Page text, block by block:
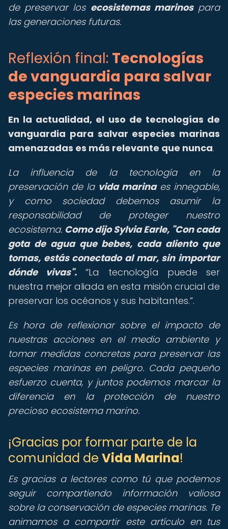
de preservar los ecosistemas marinospara
las generaciones futuras.
Reflexión final: Tecnologías
de vanguardia para salvar
especies marinas
En la actualidad, el uso de tecnologías de
vanguardia para salvar especies marinas
amenazadas es más relevante que nunca.
La influencia de la tecnología en la
preservación de la vida marinaes innegable,
y como sociedad debemos asumir la
responsabilidad de proteger nuestro
ecosistema. Como dijo Sylvia Earle, "Con cada
gota de agua que bebes, cada aliento que
tomas, estás conectado al mar, sin importar
dónde vivas".
La tecnología puede ser
nuestra mejor aliada en esta misión crucial de
preservar los océanos y sus habitantes. .
Es hora de reflexionar sobre el impacto de
nuestras acciones en el medio ambiente y
tomar medidas concretas para preservar las
especies marinas en peligro. Cada pequeño
esfuerzo cuenta, y juntos podemos marcar la
diferencia en la protección de nuestro
precioso ecosistema marino.
¡Gracias por formar parte de la
comunidad de Vida Marina!
Es gracias a lectores como tú que podemos
seguir compartiendo información valiosa
sobre la conservación de especies marinas. Te
animamos a compartir este artículo en tus